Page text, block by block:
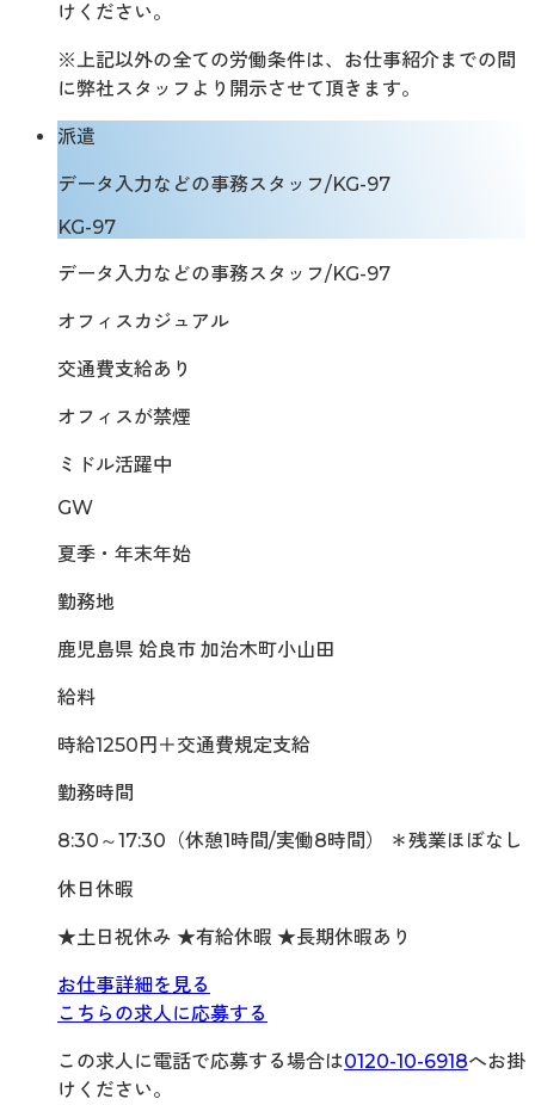
けください。
※上記以外の全ての労働条件は、お仕事紹介までの間
に弊社スタッフより開示させて頂きます。
派遣
データ入力などの事務スタッフ/KG-97
KG-97
データ入力などの事務スタッフ/KG-97
オフィスカジュアル
交通費支給あり
オフィスが禁煙
ミドル活躍中
GW
夏季・年末年始
勤務地
鹿児島県 姶良市 加治木町小山田
給料
時給1250円＋交通費規定支給
勤務時間
8:30～17:30（休憩1時間/実働8時間） ＊残業ほぼなし
休日休暇
★土日祝休み ★有給休暇 ★長期休暇あり
お仕事詳細を見る
こちらの求人に応募する
この求人に電話で応募する場合は0120-10-6918へお掛
けください。